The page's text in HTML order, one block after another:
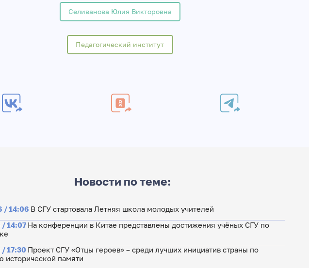
Селиванова Юлия Викторовна
Педагогический институт
Новости по теме:
/ 14:06 В СГУ стартовала Летняя школа молодых учителей
/ 14:07 На конференции в Китае представлены достижения учёных СГУ по
17:30 Проект СГУ «Отцы героев» – среди лучших инициатив страны по
исторической памяти